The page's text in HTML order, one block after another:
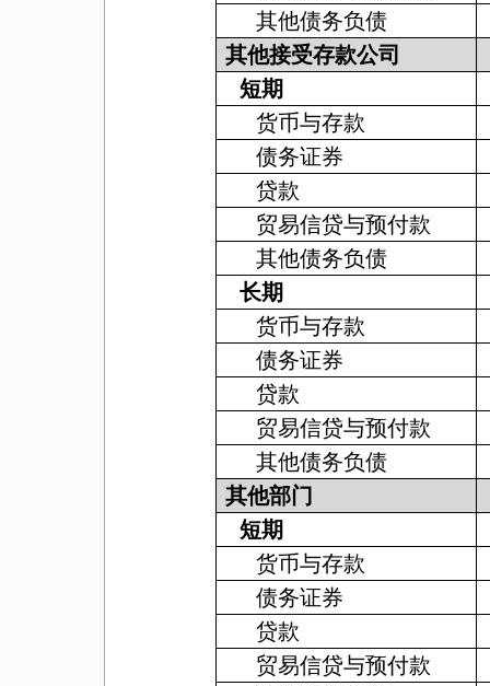
其他债务负债
其他接受存款公司
短期
货币与存款
债务证券
贷款
贸易信贷与预付款
其他债务负债
长期
货币与存款
债务证券
贷款
贸易信贷与预付款
其他债务负债
其他部门
短期
货币与存款
债务证券
贷款
贸易信贷与预付款